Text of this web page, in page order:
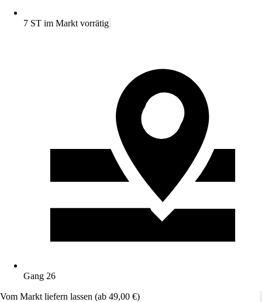
7 ST im Markt vorrätig
Gang 26
Vom Markt liefern lassen (ab 49,00 €)